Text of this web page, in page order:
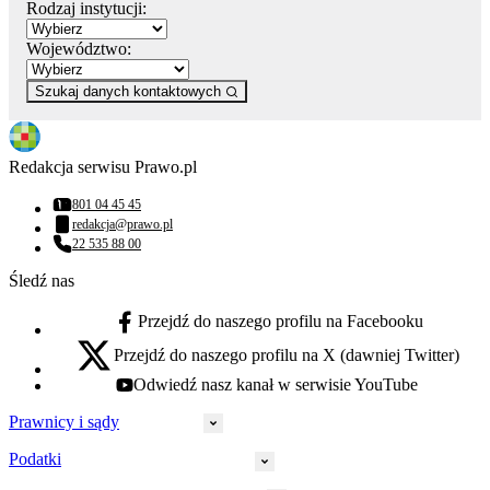
Rodzaj instytucji:
Województwo:
Szukaj danych kontaktowych
Redakcja serwisu Prawo.pl
Numer telefonu:
801 04 45 45
Adres email:
redakcja@prawo.pl
Numer telefonu:
22 535 88 00
Śledź nas
facebook - otwiera się w nowej karcie
Przejdź do naszego profilu na Facebooku
x - otwiera się w nowej karcie
Przejdź do naszego profilu na X (dawniej Twitter)
youtube - otwiera się w nowej karcie
Odwiedź nasz kanał w serwisie YouTube
Prawnicy i sądy
Podatki